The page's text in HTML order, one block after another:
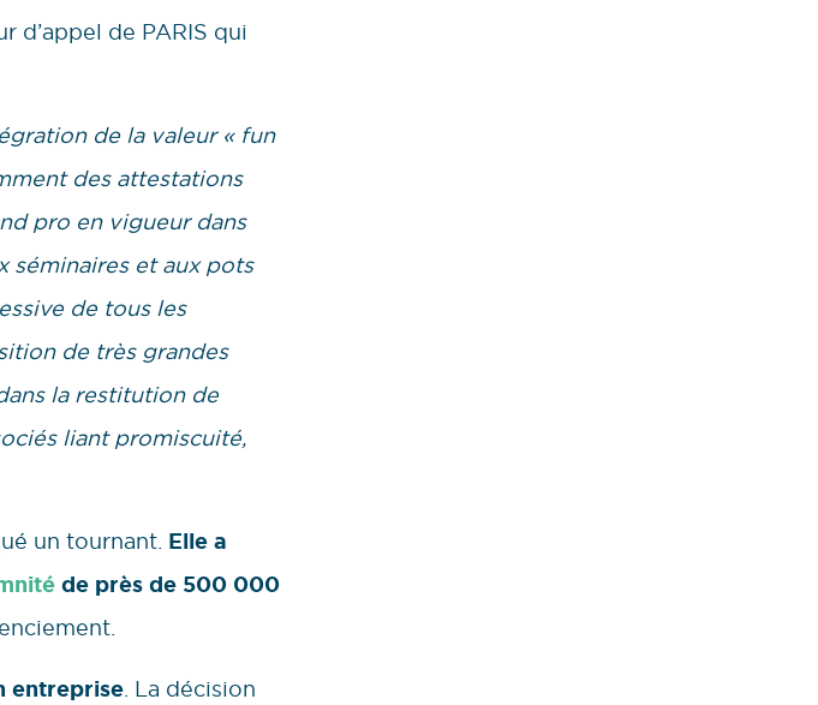
d’appel de PARIS qui
de la valeur « fun
des attestations
pro en vigueur dans
séminaires et aux pots
de tous les
de très grandes
la restitution de
liant promiscuité,
un tournant. Elle a
de près de 500 000
entreprise. La décision